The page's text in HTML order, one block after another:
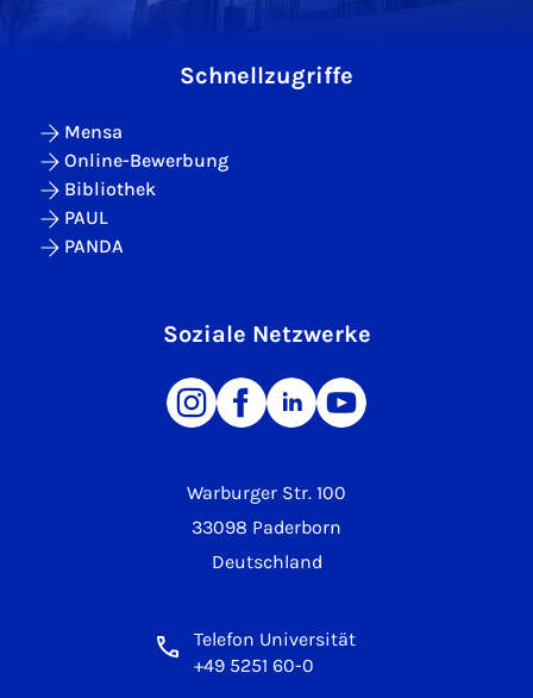
Warburger Str. 100
33098 Paderborn
Deutschland
Telefon Universität
+49 5251 60-0
Schnellzugriffe
Mensa
Online-Bewerbung
Bibliothek
PAUL
PANDA
Soziale Netzwerke